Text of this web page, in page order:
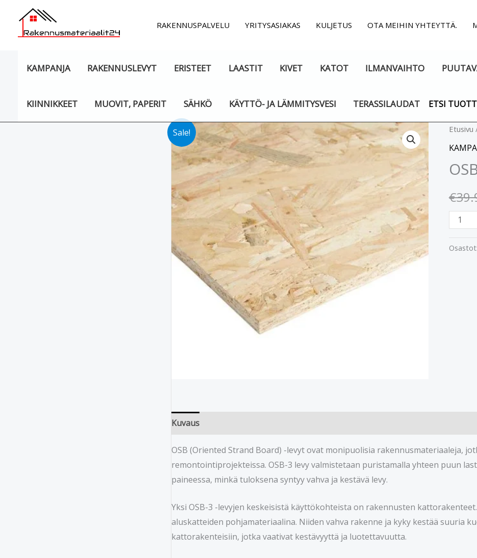
sisältöön
RAKENNUSPALVELU YRITYSASIAKAS KULJETUS OTA MEIHIN YHTEYTTÄ.
KAMPANJA RAKENNUSLEVYT ERISTEET LAASTIT KIVET KATOT ILMANVAIHTO
KIINNIKKEET MUOVIT, PAPERIT SÄHKÖ KÄYTTÖ- JA LÄMMITYSVESI TERASSILAUDAT ETSI
Sale! Etusivu
€
OSB-
3
Osastot:
Kuvaus
OSB (Oriented Strand Board) -levyt ovat monipuolisia rakennusmateriaaleja,
remontointiprojekteissa. OSB-3 levy valmistetaan puristamalla yhteen puun
paineessa, minkä tuloksena syntyy vahva ja kestävä levy.
Yksi OSB-3 -levyjen keskeisistä käyttökohteista on rakennusten
aluskatteiden pohjamateriaalina. Niiden vahva rakenne ja kyky kestää suuria
kattorakenteisiin, jotka vaativat kestävyyttä ja luotettavuutta.